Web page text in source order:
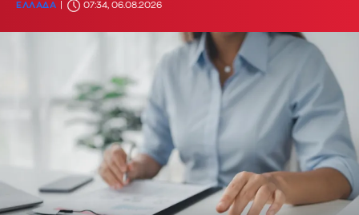
ΕΛΛΑΔΑ 07:34, 06.08.2026